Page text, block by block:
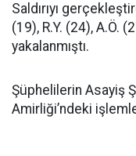
Saldırıyı
(19), R.Y. (24), A.Ö.
yakalanmıştı.
Şüphelilerin Asayiş
Amirliği’ndeki